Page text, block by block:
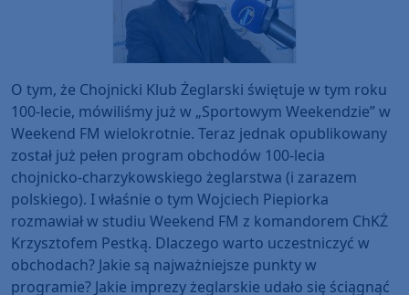
O tym, że Chojnicki Klub Żeglarski świętuje w tym roku
100-lecie, mówiliśmy już w „Sportowym Weekendzie” w
Weekend FM wielokrotnie. Teraz jednak opublikowany
został już pełen program obchodów 100-lecia
chojnicko-charzykowskiego żeglarstwa (i zarazem
polskiego). I właśnie o tym Wojciech Piepiorka
rozmawiał w studiu Weekend FM z komandorem ChKŻ
Krzysztofem Pestką. Dlaczego warto uczestniczyć w
obchodach? Jakie są najważniejsze punkty w
programie? Jakie imprezy żeglarskie udało się ściągnąć